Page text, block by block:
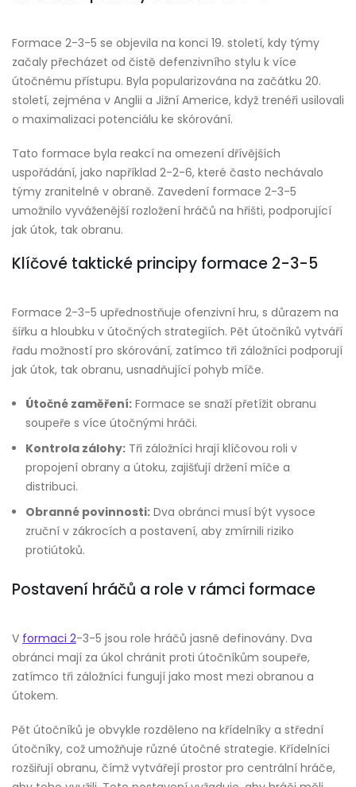
Formace 2-3-5 se objevila na konci 19. století, kdy týmy
začaly přecházet od čistě defenzivního stylu k více
útočnému přístupu. Byla popularizována na začátku 20.
století, zejména v Anglii a Jižní Americe, když trenéři usilovali
o maximalizaci potenciálu ke skórování.
Tato formace byla reakcí na omezení dřívějších
uspořádání, jako například 2-2-6, které často nechávalo
týmy zranitelné v obraně. Zavedení formace 2-3-5
umožnilo vyváženější rozložení hráčů na hřišti, podporující
jak útok, tak obranu.
Klíčové taktické principy formace 2-3-5
Formace 2-3-5 upřednostňuje ofenzivní hru, s důrazem na
šířku a hloubku v útočných strategiích. Pět útočníků vytváří
řadu možností pro skórování, zatímco tři záložníci podporují
jak útok, tak obranu, usnadňující pohyb míče.
Útočné zaměření: Formace se snaží přetížit obranu
soupeře s více útočnými hráči.
Kontrola zálohy: Tři záložníci hrají klíčovou roli v
propojení obrany a útoku, zajišťují držení míče a
distribuci.
Obranné povinnosti: Dva obránci musí být vysoce
zruční v zákrocích a postavení, aby zmírnili riziko
protiútoků.
Postavení hráčů a role v rámci formace
V formaci 2-3-5 jsou role hráčů jasně definovány. Dva
obránci mají za úkol chránit proti útočníkům soupeře,
zatímco tři záložníci fungují jako most mezi obranou a
útokem.
Pět útočníků je obvykle rozděleno na křídelníky a střední
útočníky, což umožňuje různé útočné strategie. Křídelníci
rozšiřují obranu, čímž vytvářejí prostor pro centrální hráče,